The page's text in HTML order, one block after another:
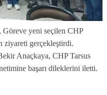
yeni seçilen CHP
ziyareti gerçekleştirdi.
Anaçkaya, CHP Tarsus
başarı dileklerini iletti.